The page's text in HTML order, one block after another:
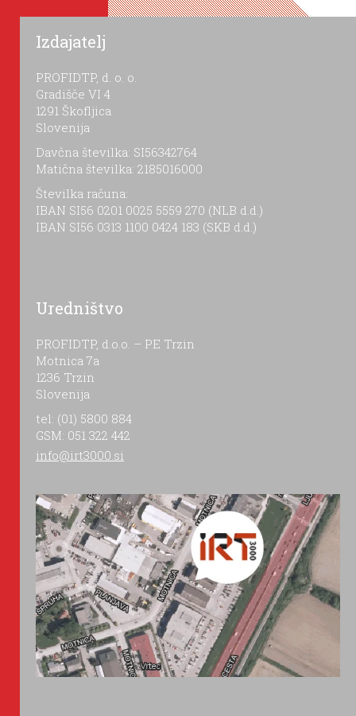
Izdajatelj
PROFIDTP, d. o. o.
Gradišče VI 4
1291 Škofljica
Slovenija
Davčna številka: SI56342764
Matična številka: 2185016000
Številka računa:
IBAN SI56 0201 0025 5559 270 (NLB d.d.)
IBAN SI56 0313 1100 0424 183 (SKB d.d.)
Uredništvo
PROFIDTP, d.o.o. – PE Trzin
Motnica 7a
1236 Trzin
Slovenija
tel: (01) 5800 884
GSM: 051 322 442
info@irt3000.si